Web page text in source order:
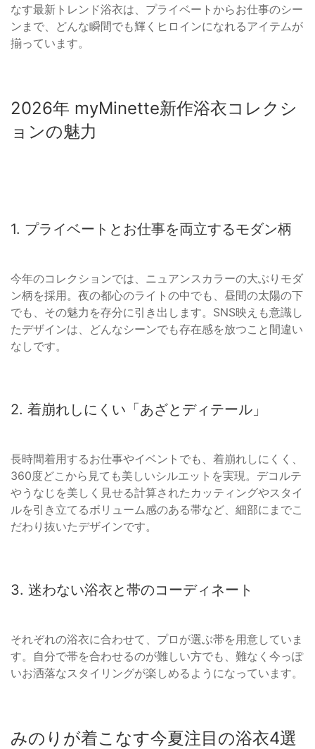
なす最新トレンド浴衣は、プライベートからお仕事のシー
ンまで、どんな瞬間でも輝くヒロインになれるアイテムが
揃っています。
2026年 myMinette新作浴衣コレクシ
ョンの魅力
1. プライベートとお仕事を両立するモダン柄
今年のコレクションでは、ニュアンスカラーの大ぶりモダ
ン柄を採用。夜の都心のライトの中でも、昼間の太陽の下
でも、その魅力を存分に引き出します。SNS映えも意識し
たデザインは、どんなシーンでも存在感を放つこと間違い
なしです。
2. 着崩れしにくい「あざとディテール」
長時間着用するお仕事やイベントでも、着崩れしにくく、
360度どこから見ても美しいシルエットを実現。デコルテ
やうなじを美しく見せる計算されたカッティングやスタイ
ルを引き立てるボリューム感のある帯など、細部にまでこ
だわり抜いたデザインです。
3. 迷わない浴衣と帯のコーディネート
それぞれの浴衣に合わせて、プロが選ぶ帯を用意していま
す。自分で帯を合わせるのが難しい方でも、難なく今っぽ
いお洒落なスタイリングが楽しめるようになっています。
みのりが着こなす今夏注目の浴衣4選